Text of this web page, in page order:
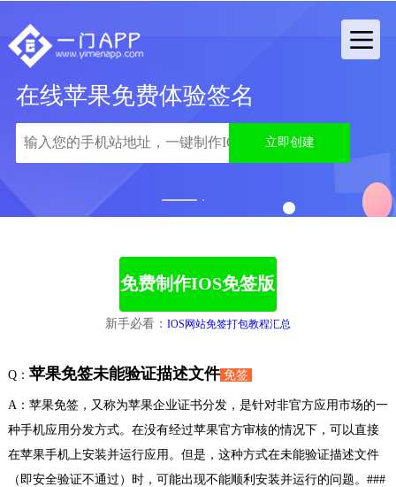
在线苹果免费体验签名
立即创建
免费制作IOS免签版
新手必看： IOS网站免签打包教程汇总
Q： 苹果免签未能验证描述文件 免签
A：苹果免签，又称为苹果企业证书分发，是针对非官方应用市场的一
种手机应用分发方式。在没有经过苹果官方审核的情况下，可以直接
在苹果手机上安装并运行应用。但是，这种方式在未能验证描述文件
（即安全验证不通过）时，可能出现不能顺利安装并运行的问题。###